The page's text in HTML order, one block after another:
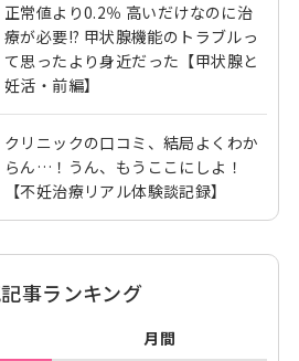
正常値より0.2％ 高いだけなのに治
療が必要!? 甲状腺機能のトラブルっ
て思ったより身近だった【甲状腺と
妊活・前編】
クリニックの口コミ、結局よくわか
らん…！うん、もうここにしよ！
【不妊治療リアル体験談記録】
事ランキング
月間